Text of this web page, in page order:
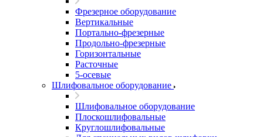
Фрезерное оборудование
Вертикальные
Портально-фрезерные
Продольно-фрезерные
Горизонтальные
Расточные
5-осевые
Шлифовальное оборудование
Шлифовальное оборудование
Плоскошлифовальные
Круглошлифовальные